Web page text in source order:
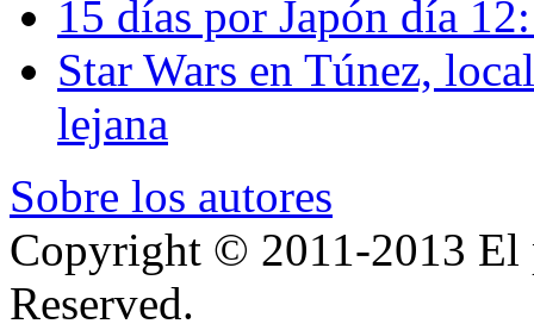
15 días por Japón día
Star Wars en Túnez,
lejana
Sobre los autores
Copyright © 2011-2013 El
Reserved.